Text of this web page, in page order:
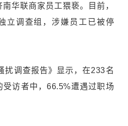
华联商家员工猥亵。目前，
立调查组，涉嫌员工已被停
扰调查报告》显示，在233名
受访者中，66.5%遭遇过职场